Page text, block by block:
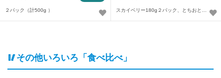
２パック（計500g ）
🥢その他いろいろ「食べ比べ」